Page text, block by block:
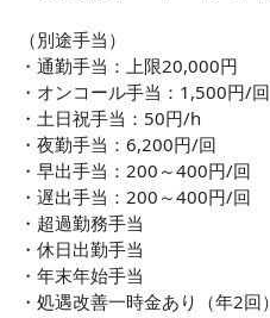
（別途手当）
・通勤手当：上限20,000円
・オンコール手当：1,500円/回
・土日祝手当：50円/h
・夜勤手当：6,200円/回
・早出手当：200～400円/回
・遅出手当：200～400円/回
・超過勤務手当
・休日出勤手当
・年末年始手当
・処遇改善一時金あり（年2回）